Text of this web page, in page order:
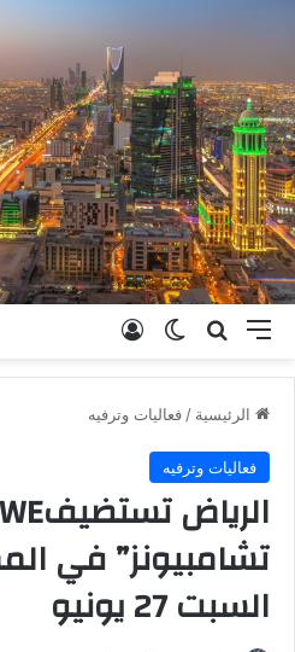
القائمة بحث عنالوضع المظلم
الرئيسية / فعاليات وترفيه
فعاليات وترفيه
تشامبيونز” في
السبت 27 يونيو